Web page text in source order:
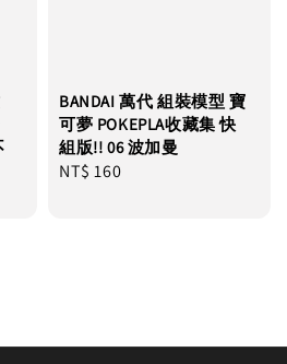
BANDAI 萬代 組裝模型 寶
可夢 POKEPLA收藏集 快
組版!! 06 波加曼
Regular
NT$ 160